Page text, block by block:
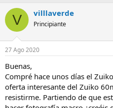
i
c
a
d
o
r
e
l
t
c
a
i
c
i
o
V villlaverde
Principiante
27 Ago 2020
Buenas,
Compré hace unos días el
oferta interesante del Zuiko
resistirme. Partiendo de que